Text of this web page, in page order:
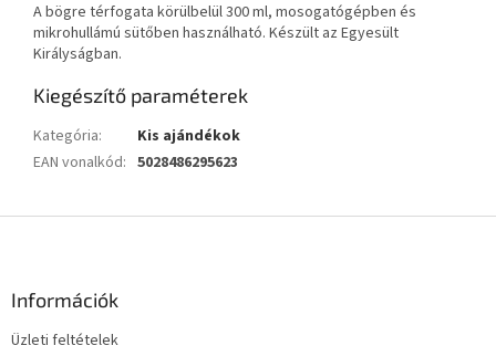
A bögre térfogata körülbelül 300 ml, mosogatógépben és
mikrohullámú sütőben használható. Készült az Egyesült
Királyságban.
Kiegészítő paraméterek
Kategória:
Kis ajándékok
EAN vonalkód: 5028486295623
Információk
Üzleti feltételek